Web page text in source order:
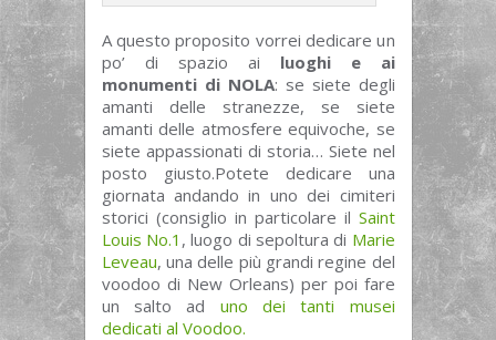
A questo proposito vorrei dedicare un
po’ di spazio ai luoghi e ai
monumenti di NOLA: se siete degli
amanti delle stranezze, se siete
amanti delle atmosfere equivoche, se
siete appassionati di storia… Siete nel
posto giusto.Potete dedicare una
giornata andando in uno dei cimiteri
storici (consiglio in particolare il Saint
Louis No.1 , luogo di sepoltura di Marie
Leveau, una delle più grandi regine del
voodoo di New Orleans) per poi fare
un salto ad uno dei tanti musei
dedicati al Voodoo.